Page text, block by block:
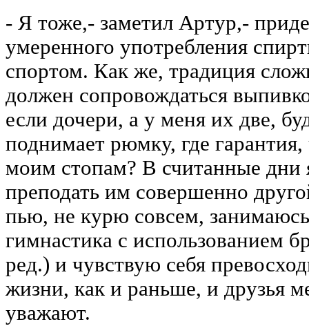
- Я тоже,- заметил Артур,-
умеренного употребления
спортом. Как же, традиция
должен сопровождаться
если дочери, а у меня их две,
поднимает рюмку, где
моим стопам? В считанные дни
преподать им совершенно
пью, не курю совсем,
гимнастика с использованием
ред.) и чувствую себя
жизни, как и раньше, и друзья
уважают.